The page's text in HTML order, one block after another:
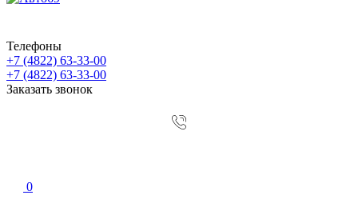
Телефоны
+7 (4822) 63-33-00
+7 (4822) 63-33-00
Заказать звонок
0